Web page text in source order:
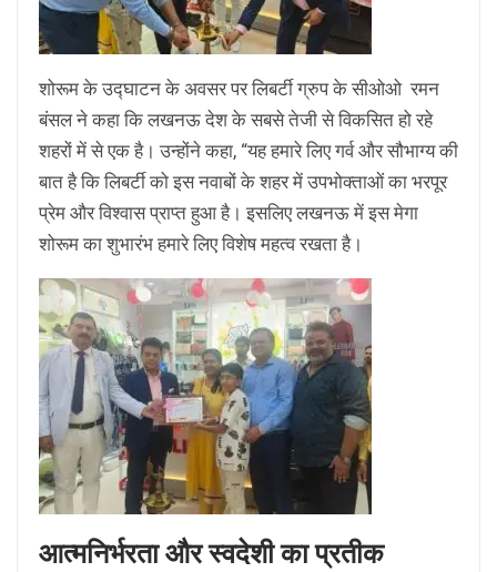
शोरूम के उद्घाटन के अवसर पर लिबर्टी ग्रुप के सीओओ रमन
बंसल ने कहा कि लखनऊ देश के सबसे तेजी से विकसित हो रहे
शहरों में से एक है। उन्होंने कहा, “यह हमारे लिए गर्व और सौभाग्य की
बात है कि लिबर्टी को इस नवाबों के शहर में उपभोक्ताओं का भरपूर
प्रेम और विश्वास प्राप्त हुआ है। इसलिए लखनऊ में इस मेगा
शोरूम का शुभारंभ हमारे लिए विशेष महत्व रखता है।
आत्मनिर्भरता और स्वदेशी का प्रतीक